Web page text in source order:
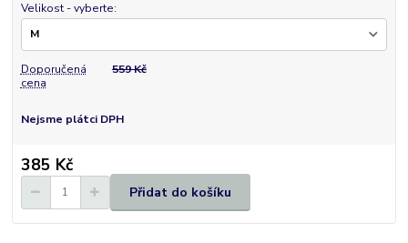
Velikost - vyberte:
Doporučená
cena
559 Kč
Nejsme plátci DPH
385 Kč
Přidat do košíku